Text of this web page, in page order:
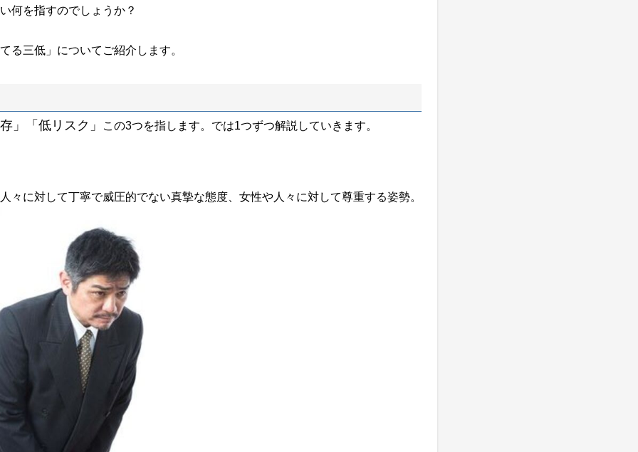
何を指すのでしょうか？
る三低」についてご紹介します。
」「低リスク」 この3つを指します。では1つずつ解説していきます。
々に対して丁寧で威圧的でない真摯な態度、女性や人々に対して尊重する姿勢。